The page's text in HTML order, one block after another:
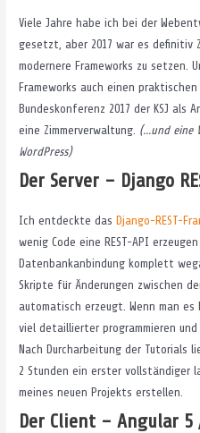
Viele Jahre habe ich bei der
gesetzt, aber 2017 war es definitiv
modernere Frameworks zu setzen.
Frameworks auch einen
Bundeskonferenz 2017 der KSJ als
eine Zimmerverwaltung. (…und eine
WordPress)
Der Server – Django
Ich entdeckte das Django-REST-
wenig Code eine REST-API
Datenbankanbindung komplett
Skripte für Änderungen zwischen
automatisch erzeugt. Wenn man
viel detaillierter programmieren
Nach Durcharbeitung der Tutorials
2 Stunden ein erster vollständiger
meines neuen Projekts erstellen.
Der Client – Angular